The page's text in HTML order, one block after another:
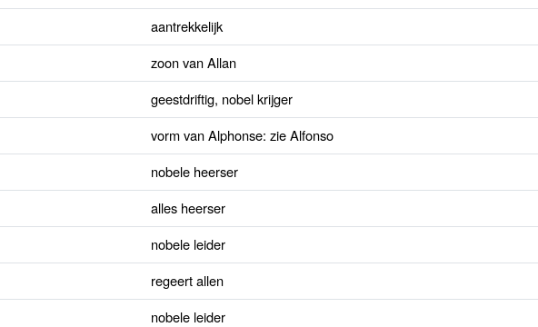
aantrekkelijk
zoon van Allan
geestdriftig, nobel krijger
vorm van Alphonse: zie Alfonso
nobele heerser
alles heerser
nobele leider
regeert allen
nobele leider